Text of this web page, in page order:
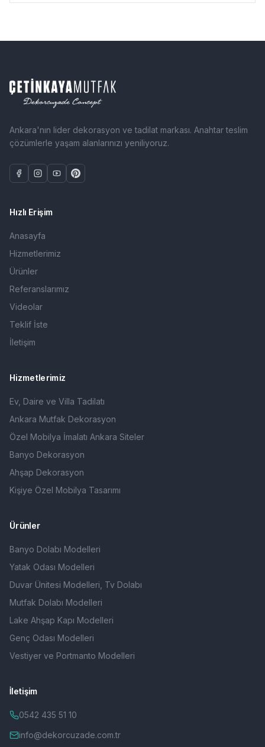
Ankara'nın lider dekorasyon ve tadilat markası. Anahtar teslim
çözümlerle yaşam alanlarınızı yeniliyoruz.
Hızlı Erişim
Anasayfa
Hizmetlerimiz
Ürünler
Referanslarımız
Videolar
Teklif İste
İletişim
Hizmetlerimiz
Ev, Daire ve Villa Tadilatı
Ankara Mutfak Dekorasyon
Özel Mobilya İmalatı Ankara Siteler
Banyo Dekorasyon
Ahşap Dekorasyon
Kişiye Özel Mobilya Tasarımı
Ürünler
Banyo Dolabı Modelleri
Yatak Odası Modelleri
Duvar Ünitesi Modelleri, Tv Dolabı
Mutfak Dolabı Modelleri
Lake Ahşap Kapı Modelleri
Genç Odası Modelleri
Vestiyer ve Portmanto Modelleri
İletişim
0542 435 51 10
info@dekorcuzade.com.tr